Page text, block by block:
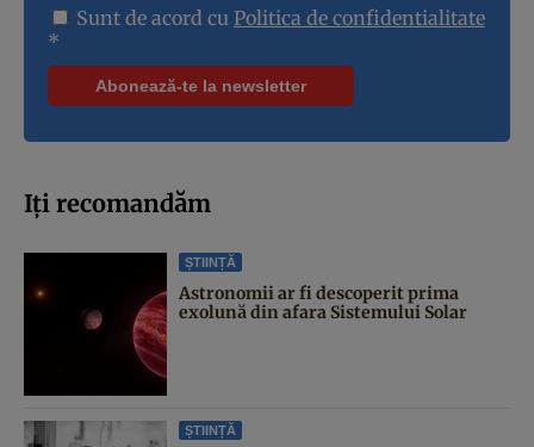
Sunt de acord cu Politica de confidentialitate
*
Iți recomandăm
ȘTIINȚĂ
Astronomii ar fi descoperit prima
exolună din afara Sistemului Solar
ȘTIINȚĂ